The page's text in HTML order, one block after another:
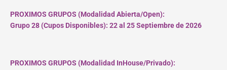
PROXIMOS GRUPOS (Modalidad Abierta/Open):
Grupo 28 (Cupos Disponibles): 22 al 25 Septiembre de 2026
PROXIMOS GRUPOS (Modalidad InHouse/Privado):